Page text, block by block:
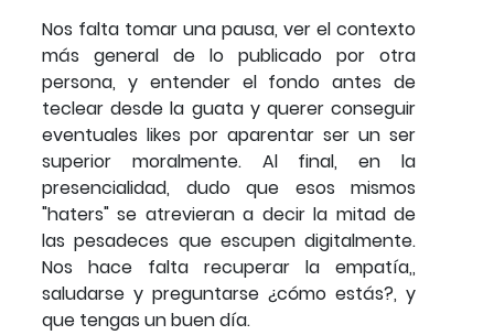
Nos falta tomar una pausa, ver el contexto
más general de lo publicado por otra
persona, y entender el fondo antes de
teclear desde la guata y querer conseguir
eventuales likes por aparentar ser un ser
superior moralmente. Al final, en la
presencialidad, dudo que esos mismos
"haters" se atrevieran a decir la mitad de
las pesadeces que escupen digitalmente.
Nos hace falta recuperar la empatía,,
saludarse y preguntarse ¿cómo estás?, y
que tengas un buen día.